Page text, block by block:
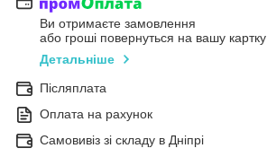
Ви отримаєте замовлення
або гроші повернуться на вашу картку
Детальніше
Післяплата
Оплата на рахунок
Самовивіз зі складу в Дніпрі